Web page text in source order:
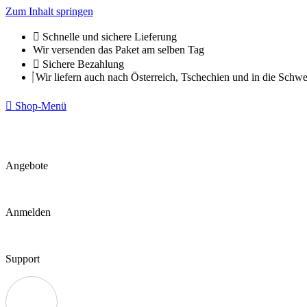
Zum Inhalt springen
Schnelle und sichere Lieferung
Wir versenden das Paket am selben Tag
Sichere Bezahlung
Wir liefern auch nach Österreich, Tschechien und in die
Shop-Menü
Angebote
Anmelden
Support